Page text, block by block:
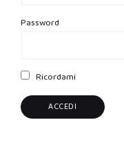
Password
Ricordami